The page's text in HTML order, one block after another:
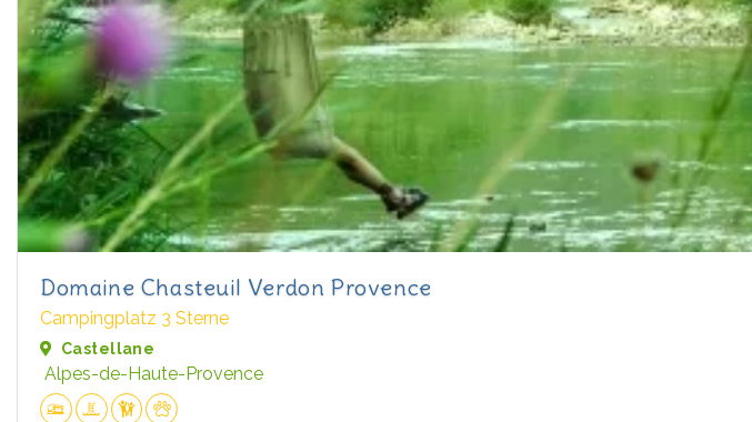
Domaine Chasteuil Verdon Provence
Campingplatz 3 Sterne
Castellane
Alpes-de-Haute-Provence